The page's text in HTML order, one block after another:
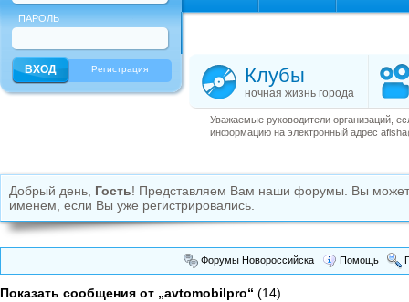
ПАРОЛЬ
Регистрация Клубы
ночная жизнь города
Уважаемые руководители организаций,
информацию на электронный адрес
Добрый день, Гость! Представляем Вам наши форумы. Вы
именем, если Вы уже регистрировались.
Форумы Новороссийска Помощь
Показать сообщения от „avtomobilpro“ (14)